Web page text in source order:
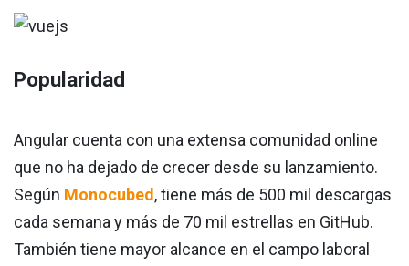
Popularidad
Angular cuenta con una extensa comunidad online
que no ha dejado de crecer desde su lanzamiento.
Según Monocubed, tiene más de 500 mil descargas
cada semana y más de 70 mil estrellas en GitHub.
También tiene mayor alcance en el campo laboral